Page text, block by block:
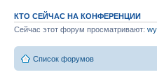
КТО СЕЙЧАС НА КОНФЕРЕНЦИИ
Сейчас этот форум просматривают:
Список форумов